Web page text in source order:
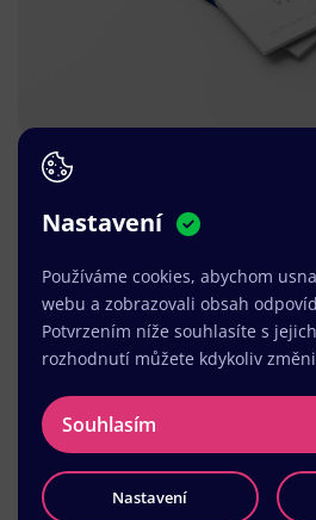
Nastavení
Používáme cookies, abychom
webu a zobrazovali obsah
Potvrzením níže souhlasíte s
rozhodnutí můžete kdykoliv
Souhlasím
Nastavení